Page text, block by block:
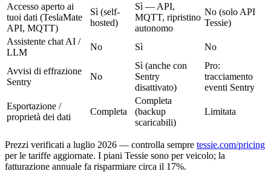
Accesso aperto ai
tuoi dati (TeslaMate
API, MQTT)
Sì (self-
hosted)
Sì — API,
MQTT, ripristino
autonomo
No (solo API
Tessie)
Assistente chat AI /
LLM
No Sì No
Avvisi di effrazione
Sentry
No
Sì (anche con
Sentry
disattivato)
Pro:
tracciamento
eventi Sentry
Esportazione /
proprietà dei dati
Completa
Completa
(backup
scaricabili)
Limitata
Prezzi verificati a luglio 2026 — controlla sempre tessie.com/pricing
per le tariffe aggiornate. I piani Tessie sono per veicolo; la
fatturazione annuale fa risparmiare circa il 17%.